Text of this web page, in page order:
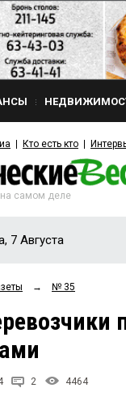
Кто есть кто
на самом деле
7 Августа
→ № 35
2 4464